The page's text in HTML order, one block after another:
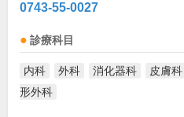
0743-55-0027
診療科目
内科 外科 消化器科 皮膚科
形外科